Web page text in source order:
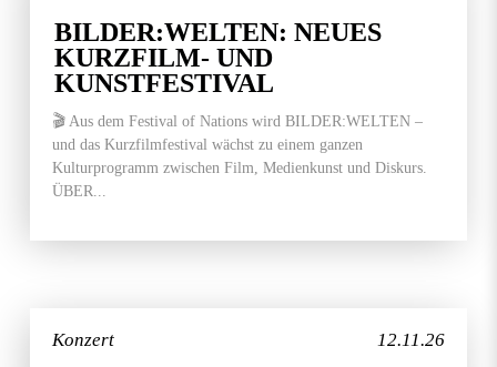
BILDER:WELTEN: NEUES
KURZFILM- UND
KUNSTFESTIVAL
🎬 Aus dem Festival of Nations wird BILDER:WELTEN –
und das Kurzfilmfestival wächst zu einem ganzen
Kulturprogramm zwischen Film, Medienkunst und Diskurs.
ÜBER...
12.11.26
Konzert